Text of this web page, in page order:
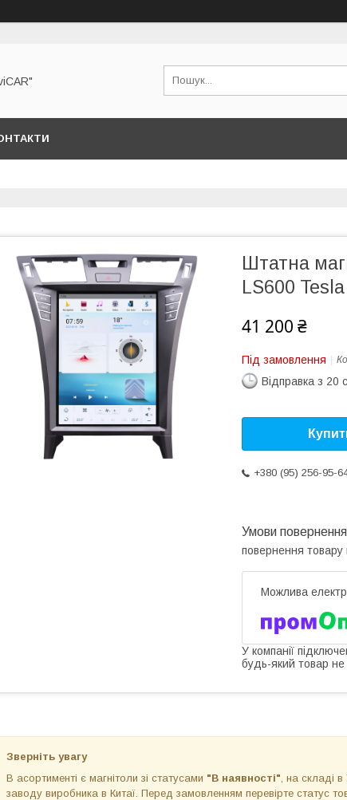
Штатна
LS600
41 200 ₴
Під замовлення
Відправка з 20
+380 (95) 256-95-
повернення товару
У компанії
будь-який товар
Зверніть увагу
В асортименті є магнітоли зі статусами "В наявності" , на складі в
заводу виробника в Китаї. Перед замовленням перевірте статус